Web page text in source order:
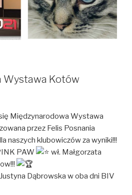
Wystawa Kotów
Międzynarodowa Wystawa
przez Felis Posnania
naszych klubowiczów za wyniki!!!
PAW
wł. Małgorzata
Justyna Dąbrowska w oba dni BIV